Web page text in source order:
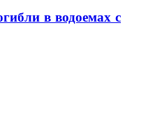
в водоемах с